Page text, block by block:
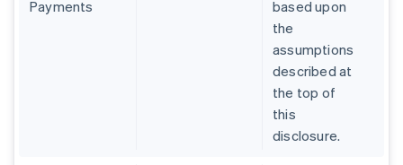
Payments
based upon
the
assumptions
described at
the top of
this
disclosure.